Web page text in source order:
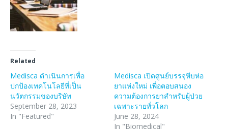
Related
Medisca ดำเนินการเพื่อ
ปกป้องเทคโนโลยีที่เป็น
นวัตกรรมของบริษัท
September 28, 2023
In "Featured"
Medisca เปิดศูนย์บรรจุหีบห่อ
ยาแห่งใหม่ เพื่อตอบสนอง
ความต้องการยาสำหรับผู้ป่วย
เฉพาะรายทั่วโลก
June 28, 2024
In "Biomedical"